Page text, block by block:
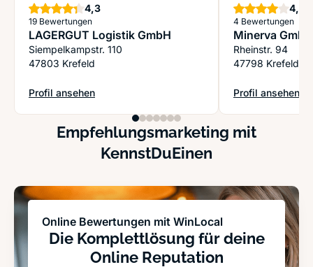
4,3Sterne
19 Bewertungen
LAGERGUT Logistik GmbH
Siempelkampstr. 110
47803 Krefeld
Profil ansehen
: LAGERGUT Logistik GmbH
4,0
4 Bewertungen
Minerva GmbH
Rheinstr. 94
47798 Krefeld
Profil ansehen
: Minerva GmbH
Empfehlungsmarketing mit
KennstDuEinen
Online Bewertungen mit WinLocal
Die Komplettlösung für deine
Online Reputation